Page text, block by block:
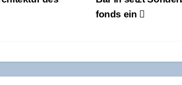
fonds ein